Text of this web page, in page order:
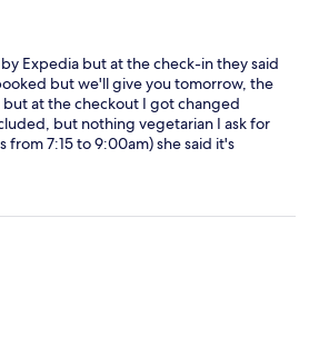
Expedia but at the check-in they said
but we'll give you tomorrow, the
at the checkout I got changed
but nothing vegetarian I ask for
from 7:15 to 9:00am) she said it's
bread and butter,,, Room cleanness
in the room but it covered by
friendly, i have a habit of asking
my face but hardly I could get a smile
at this hotel at all..